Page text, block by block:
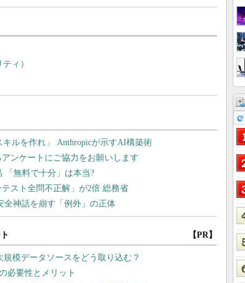
ィ）
【PR】
模データソースをどう取り込む？
必要性とメリット